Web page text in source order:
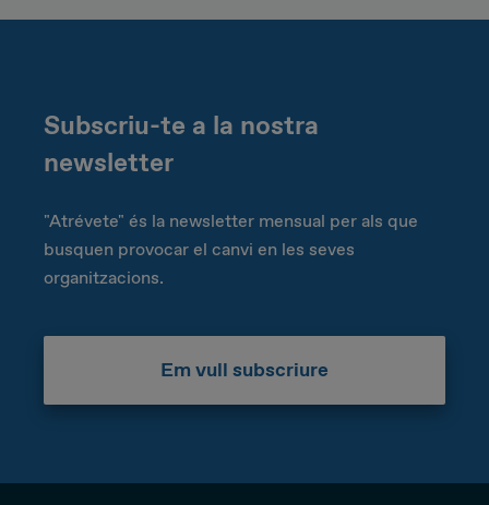
Subscriu-te a la nostra
newsletter
"Atrévete" és la newsletter mensual per als que
busquen provocar el canvi en les seves
organitzacions.
Em vull subscriure